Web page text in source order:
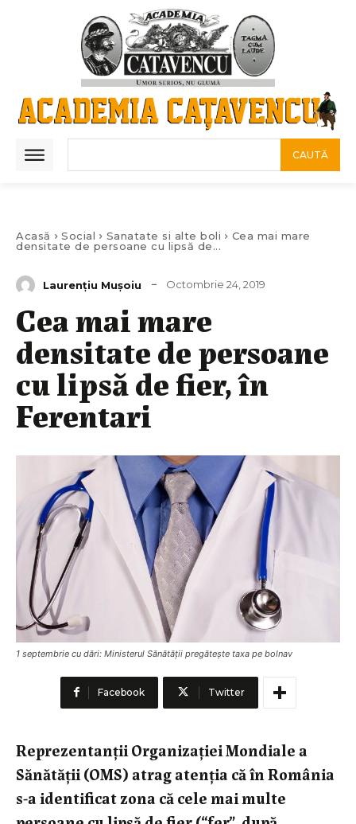
CAUTĂ
Acasă Social Sanatate si alte boli
Cea mai mare
densitate de persoane cu lipsă de...
Laurenţiu Muşoiu Octombrie 24, 2019
Cea mai mare
densitate de persoane
cu lipsă de fier, în
Ferentari
1 septembrie cu dări: Ministerul Sănătății pregătește taxa pe bolnav
Facebook Twitter
Reprezentanții Organizației Mondiale a
Sănătății (OMS) atrag atenția că în România
s-a identificat zona că cele mai multe